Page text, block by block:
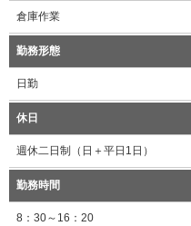
倉庫作業
勤務形態
日勤
休日
週休二日制（日＋平日1日）
勤務時間
8：30～16：20